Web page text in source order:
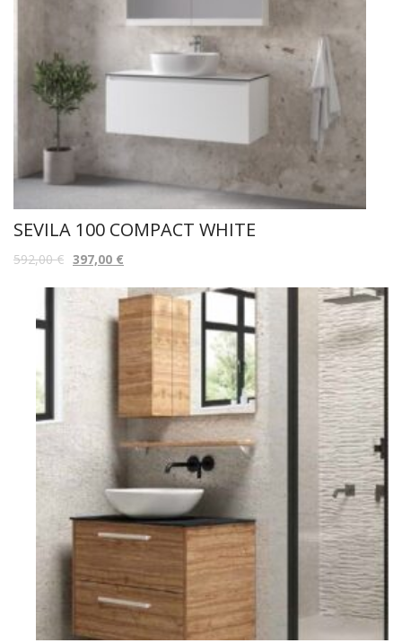
SEVILA 100 COMPACT WHITE
592,00€ 397,00 €